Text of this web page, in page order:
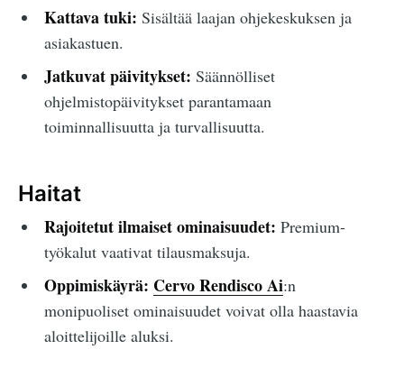
Kattava tuki: Sisältää laajan ohjekeskuksen ja
asiakastuen.
Jatkuvat päivitykset: Säännölliset
ohjelmistopäivitykset parantamaan
toiminnallisuutta ja turvallisuutta.
Haitat
Rajoitetut ilmaiset ominaisuudet: Premium-
työkalut vaativat tilausmaksuja.
Oppimiskäyrä: Cervo Rendisco Ai:n
monipuoliset ominaisuudet voivat olla haastavia
aloittelijoille aluksi.